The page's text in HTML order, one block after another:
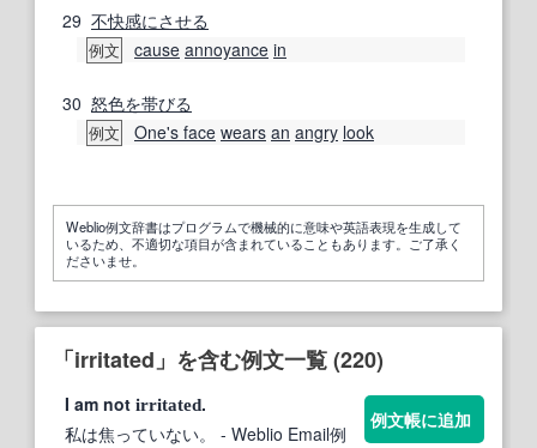
29 不快感にさせる
例文 cause annoyance in
30 怒色を帯びる
例文 One's face wears an angry look
Weblio例文辞書はプログラムで機械的に意味や英語表現を生成して
いるため、不適切な項目が含まれていることもあります。ご了承く
ださいませ。
「irritated」を含む例文一覧 (220)
I am not irritated.
私は焦っていない。
- Weblio Email例
例文帳に追加